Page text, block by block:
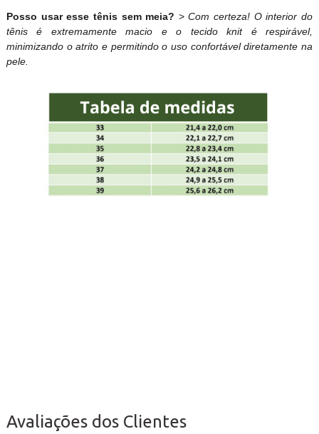
Posso usar esse tênis sem meia? >Com certeza! O interior do
tênis é extremamente macio e o tecido knit é respirável,
minimizando o atrito e permitindo o uso confortável diretamente na
pele.
Avaliações dos Clientes